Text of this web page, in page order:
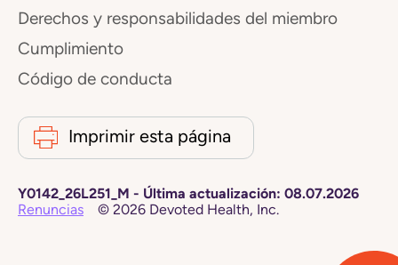
Derechos y responsabilidades del miembro
Cumplimiento
Código de conducta
Imprimir esta página
Y0142_26L251_M - Última actualización: 08.07.2026
Renuncias
© 2026 Devoted Health, Inc.